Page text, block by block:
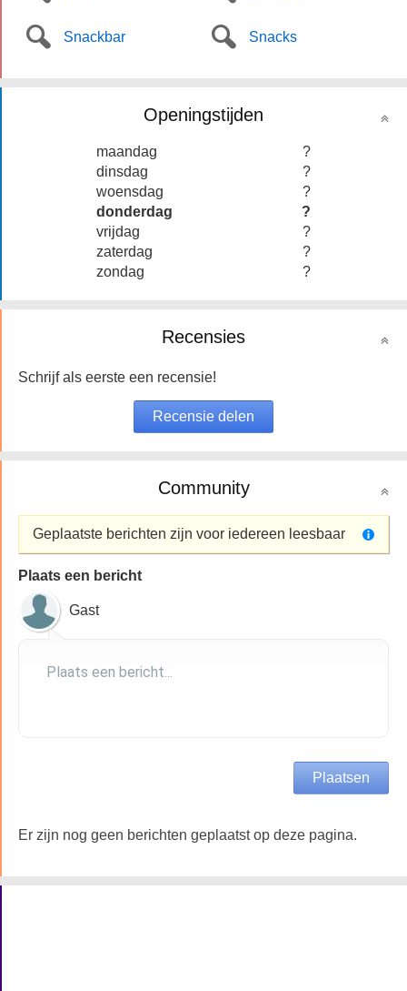
Snackbar Snacks
Openingstijden
maandag
?
dinsdag
?
woensdag
?
donderdag
?
vrijdag
?
zaterdag
?
zondag
?
Recensies
Schrijf als eerste een recensie!
Community
Geplaatste berichten zijn voor iedereen leesbaar
Plaats een bericht
Gast
Er zijn nog geen berichten geplaatst op deze pagina.